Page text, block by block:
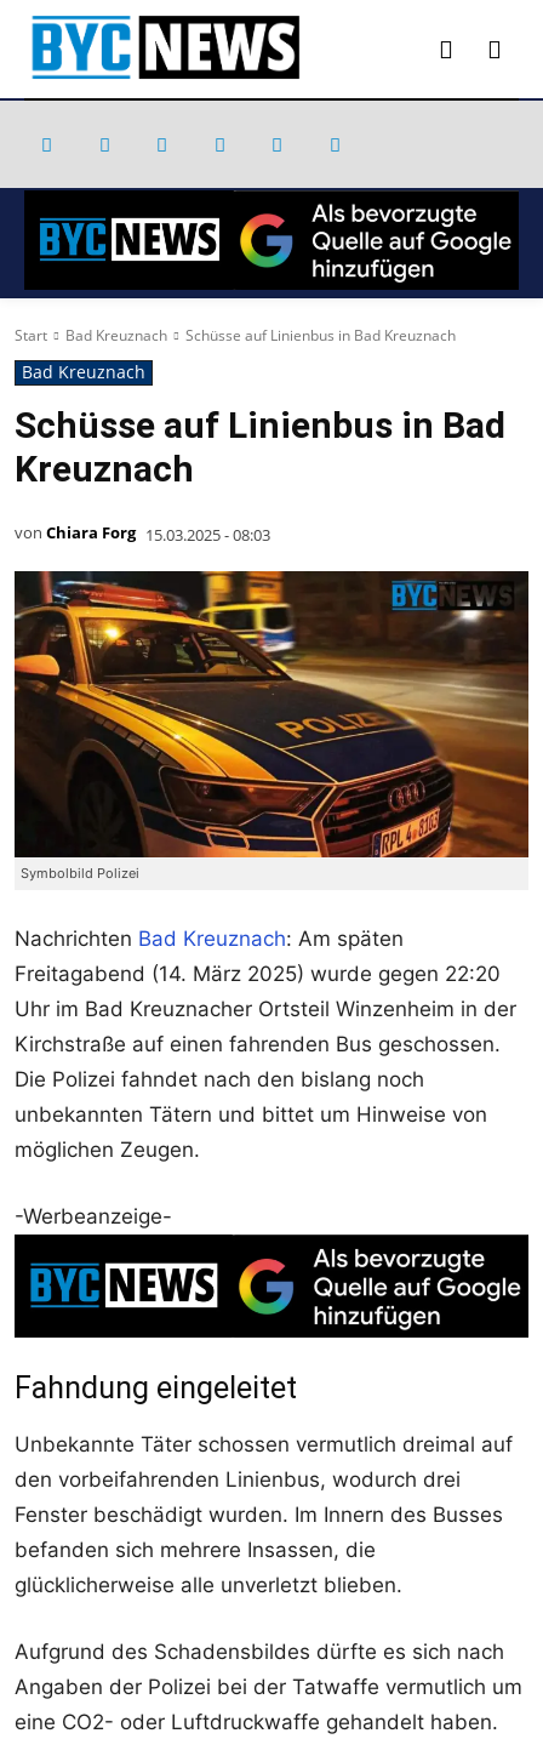
Start Bad Kreuznach Schüsse auf Linienbus in Bad Kreuznach
Bad Kreuznach
Schüsse auf Linienbus in Bad
Kreuznach
von Chiara Forg 15.03.2025 - 08:03
Symbolbild Polizei
Nachrichten Bad Kreuznach: Am späten
Freitagabend (14. März 2025) wurde gegen 22:20
Uhr im Bad Kreuznacher Ortsteil Winzenheim in der
Kirchstraße auf einen fahrenden Bus geschossen.
Die Polizei fahndet nach den bislang noch
unbekannten Tätern und bittet um Hinweise von
möglichen Zeugen.
-Werbeanzeige-
Fahndung eingeleitet
Unbekannte Täter schossen vermutlich dreimal auf
den vorbeifahrenden Linienbus, wodurch drei
Fenster beschädigt wurden. Im Innern des Busses
befanden sich mehrere Insassen, die
glücklicherweise alle unverletzt blieben.
Aufgrund des Schadensbildes dürfte es sich nach
Angaben der Polizei bei der Tatwaffe vermutlich um
eine CO2- oder Luftdruckwaffe gehandelt haben.